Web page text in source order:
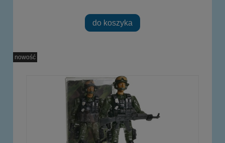
do koszyka
nowość